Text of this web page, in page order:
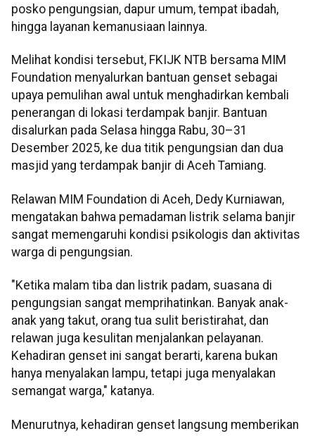
posko pengungsian, dapur umum, tempat ibadah,
hingga layanan kemanusiaan lainnya.
Melihat kondisi tersebut, FKIJK NTB bersama MIM
Foundation menyalurkan bantuan genset sebagai
upaya pemulihan awal untuk menghadirkan kembali
penerangan di lokasi terdampak banjir. Bantuan
disalurkan pada Selasa hingga Rabu, 30–31
Desember 2025, ke dua titik pengungsian dan dua
masjid yang terdampak banjir di Aceh Tamiang.
Relawan MIM Foundation di Aceh, Dedy Kurniawan,
mengatakan bahwa pemadaman listrik selama banjir
sangat memengaruhi kondisi psikologis dan aktivitas
warga di pengungsian.
"Ketika malam tiba dan listrik padam, suasana di
pengungsian sangat memprihatinkan. Banyak anak-
anak yang takut, orang tua sulit beristirahat, dan
relawan juga kesulitan menjalankan pelayanan.
Kehadiran genset ini sangat berarti, karena bukan
hanya menyalakan lampu, tetapi juga menyalakan
semangat warga," katanya.
Menurutnya, kehadiran genset langsung memberikan